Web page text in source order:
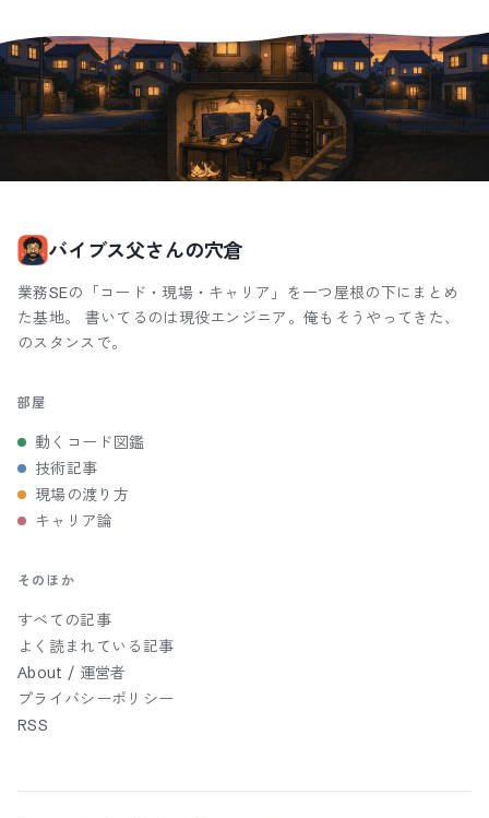
バイブス父さんの穴倉
業務SEの「コード・現場・キャリア」を一つ屋根の下にまとめ
た基地。 書いてるのは現役エンジニア。俺もそうやってきた、
のスタンスで。
部屋
動くコード図鑑
技術記事
現場の渡り方
キャリア論
そのほか
すべての記事
よく読まれている記事
About / 運営者
プライバシーポリシー
RSS